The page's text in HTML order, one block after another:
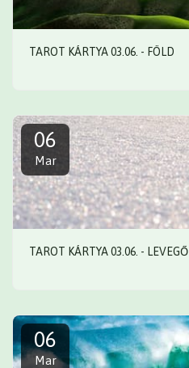
TAROT KÁRTYA 03.06. - FÖLD
06
Mar
TAROT KÁRTYA 03.06. - LEVEGŐ
06
Mar